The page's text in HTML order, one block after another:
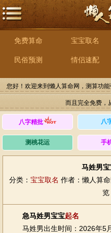
免费算命 宝宝取名
民俗预测 情侣速配
您好！欢迎来到懒人算命网，测算功
而且完全免费，
八字精批 八
测桃花运 手
马姓男
分类： 宝宝取名 作者：懒人算命
急马姓男宝宝起名
马姓男出生时间：2026年5